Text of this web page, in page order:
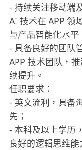
- 持续关注移动端
AI 技术在 APP 领
与产品智能化水平
- 具备良好的团队
APP 技术团队，
续提升。
任职要求：
- 英文流利，具备
先；
- 本科及以上学历
良好的逻辑思维能